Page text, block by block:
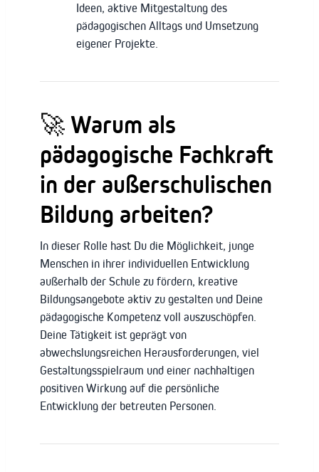
Ideen, aktive Mitgestaltung des
pädagogischen Alltags und Umsetzung
eigener Projekte.
🚀 Warum als
pädagogische Fachkraft
in der außerschulischen
Bildung arbeiten?
In dieser Rolle hast Du die Möglichkeit, junge
Menschen in ihrer individuellen Entwicklung
außerhalb der Schule zu fördern, kreative
Bildungsangebote aktiv zu gestalten und Deine
pädagogische Kompetenz voll auszuschöpfen.
Deine Tätigkeit ist geprägt von
abwechslungsreichen Herausforderungen, viel
Gestaltungsspielraum und einer nachhaltigen
positiven Wirkung auf die persönliche
Entwicklung der betreuten Personen.